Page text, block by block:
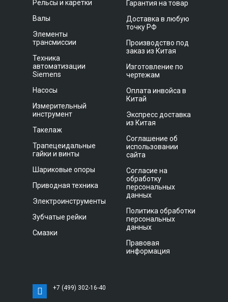
Рельсы и каретки
Валы
Элементы
трансмиссии
Техника
автоматизации
Siemens
Насосы
Измерительный
инструмент
Такелаж
Трапецеидальные
гайки и винты
Шариковые опоры
Приводная техника
Электроинструменты
Зубчатые рейки
Смазки
Гарантия на товар
Доставка в любую
точку РФ
Производство под
заказ из Китая
Изготовление по
чертежам
Оплата инвойса в
Китай
Экспресс доставка
из Китая
Соглашение об
использовании
сайта
Согласие на
обработку
персональных
данных
Политика обработки
персональных
данных
Правовая
информация
+7 (499) 302-16-40